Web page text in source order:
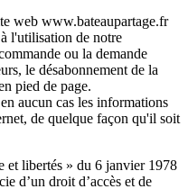
web www.bateaupartage.fr
l'utilisation de notre
ou la demande
le désabonnement de la
pied de page.
aucun cas les informations
de quelque façon qu'il soit
et libertés » du 6 janvier 1978
d’un droit d’accès et de